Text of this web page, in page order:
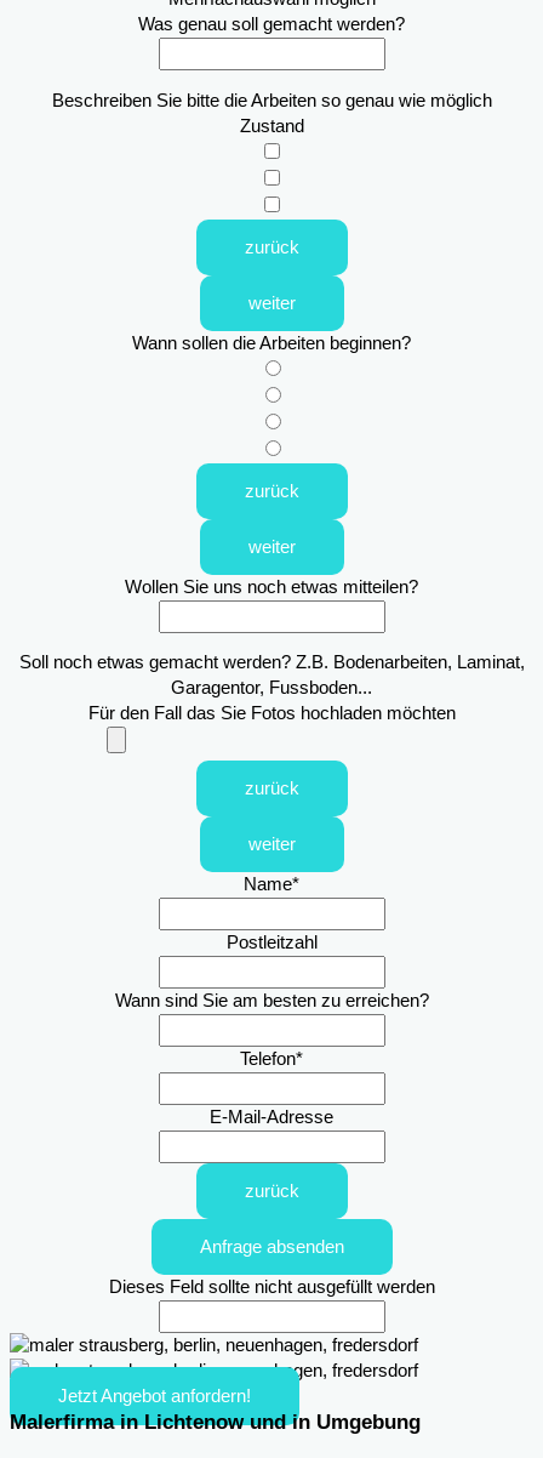
Was genau soll gemacht werden?
Beschreiben Sie bitte die Arbeiten so genau wie möglich
Zustand
zurück
weiter
Wann sollen die Arbeiten beginnen?
zurück
weiter
Wollen Sie uns noch etwas mitteilen?
Soll noch etwas gemacht werden? Z.B. Bodenarbeiten, Laminat,
Garagentor, Fussboden...
Für den Fall das Sie Fotos hochladen möchten
zurück
weiter
Name*
Postleitzahl
Wann sind Sie am besten zu erreichen?
Telefon*
E-Mail-Adresse
zurück
Anfrage absenden
Dieses Feld sollte nicht ausgefüllt werden
Jetzt Angebot anfordern!
Malerfirma in Lichtenow und in Umgebung